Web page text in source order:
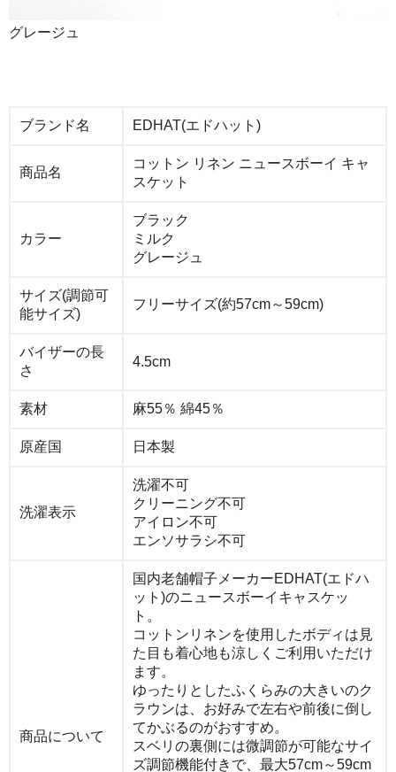
グレージュ
ブランド名 EDHAT(エドハット)
商品名
コットン リネン ニュースボーイ キャ
スケット
カラー
ブラック
ミルク
グレージュ
サイズ(調節可
能サイズ)
フリーサイズ(約57cm～59cm)
バイザーの長
さ
4.5cm
素材 麻55％ 綿45％
原産国 日本製
洗濯表示
洗濯不可
クリーニング不可
アイロン不可
エンソサラシ不可
商品について
国内老舗帽子メーカーEDHAT(エドハ
ット)のニュースボーイキャスケッ
ト。
コットンリネンを使用したボディは見
た目も着心地も涼しくご利用いただけ
ます。
ゆったりとしたふくらみの大きいのク
ラウンは、お好みで左右や前後に倒し
てかぶるのがおすすめ。
スベリの裏側には微調節が可能なサイ
ズ調節機能付きで、最大57cm～59cm